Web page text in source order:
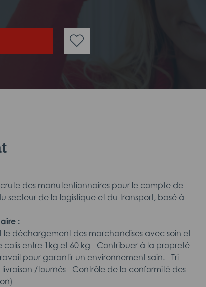
des manutentionnaires pour le compte de
secteur de la logistique et du transport, basé à
:
le déchargement des marchandises avec soin et
entre 1kg et 60 kg - Contribuer à la propreté
pour garantir un environnement sain. - Tri
livraison /tournés - Contrôle de la conformité des